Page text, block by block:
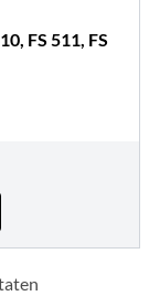
FS 511, FS